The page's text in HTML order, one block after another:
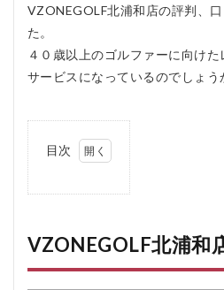
VZONEGOLF北浦和店の評判、
た。
４０歳以上のゴルファーに向け
サービスになっているのでしょう
目次
VZONEGOLF
北浦和店の口
VZONEGOLF北浦和